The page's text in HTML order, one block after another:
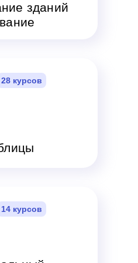
зданий
28 курсов
14 курсов